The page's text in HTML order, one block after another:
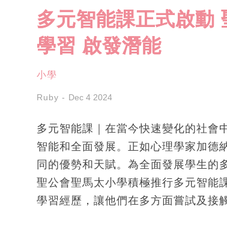
多元智能課正式啟動
學習 啟發潛能
小學
Ruby Dec 4 2024
多元智能課｜在當今快速變化的社會
智能和全面發展。正如心理學家加德
同的優勢和天賦。為全面發展學生的
聖公會聖馬太小學積極推行多元智能
學習經歷，讓他們在多方面嘗試及接